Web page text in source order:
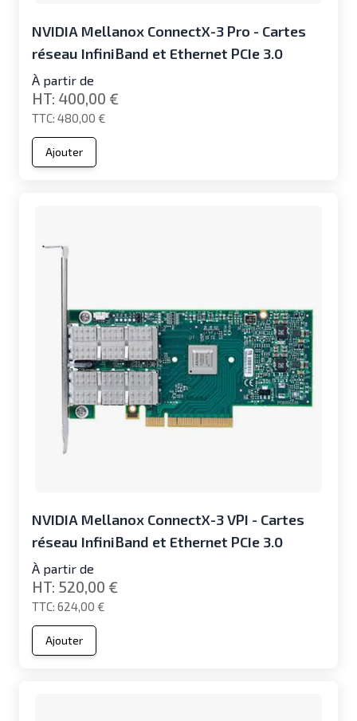
NVIDIA Mellanox ConnectX-3 Pro - Cartes
réseau InfiniBand et Ethernet PCIe 3.0
À partir de
480,00 €
400,00 €
Ajouter
NVIDIA Mellanox ConnectX-3 VPI - Cartes
réseau InfiniBand et Ethernet PCIe 3.0
À partir de
624,00 €
520,00 €
Ajouter